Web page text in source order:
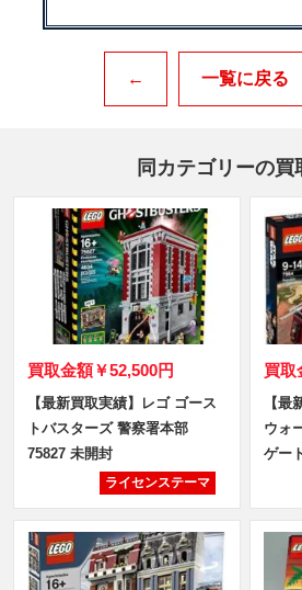
← 一覧に戻る
同カテゴリーの買
買取金額￥52,500円
【最新買取実績】レゴ ゴース
トバスターズ 警察署本部
75827 未開封
ライセンステーマ
買取
【最
ウォ
ゲー